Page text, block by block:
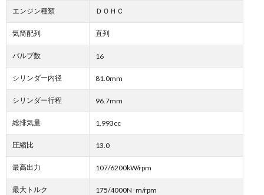
エンジン種類 ＤＯＨＣ
気筒配列 直列
バルブ数 16
シリンダー内径 81.0mm
シリンダー行程 96.7mm
総排気量 1,993cc
圧縮比 13.0
最高出力 107/6200kW/rpm
最大トルク 175/4000N･m/rpm